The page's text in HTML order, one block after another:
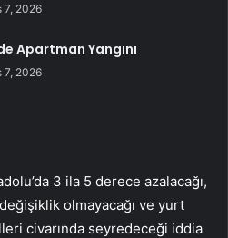
7, 2026
Apartman Yangını
7, 2026
3 ila 5 derece azalacağı,
olmayacağı ve yurt
civarında seyredeceği iddia